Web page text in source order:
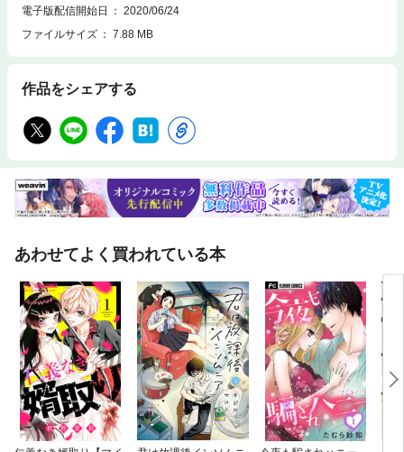
電子版配信開始日
2020/06/24
ファイルサイズ
7.88 MB
作品をシェアする
あわせてよく買われている本